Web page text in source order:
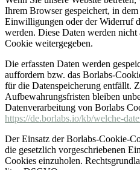
Ihrem Browser gespeichert, in
Einwilligungen oder der Widerruf
werden. Diese Daten werden
Cookie weitergegeben.
Die erfassten Daten werden
auffordern bzw. das Borlabs-
für die Datenspeicherung entfällt.
Aufbewahrungsfristen bleiben
Datenverarbeitung von Borlabs
https://de.borlabs.io/kb/welche-
Der Einsatz der Borlabs-Cookie-
die gesetzlich vorgeschriebenen
Cookies einzuholen.